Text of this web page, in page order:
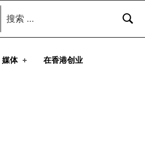
媒体 在香港创业
搜索：